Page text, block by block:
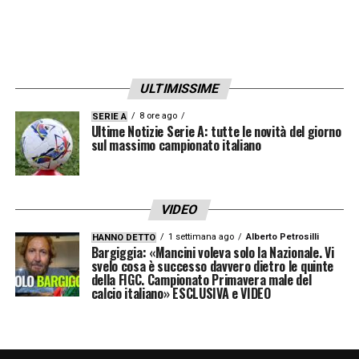
ULTIMISSIME
SERIE A 8 ore ago
Ultime Notizie Serie A: tutte le novità del giorno
sul massimo campionato italiano
VIDEO
HANNO DETTO 1 settimana ago Alberto Petrosilli
Bargiggia: «Mancini voleva solo la Nazionale. Vi
svelo cosa è successo davvero dietro le quinte
della FIGC. Campionato Primavera male del
calcio italiano» ESCLUSIVA e VIDEO